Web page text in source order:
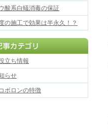
酸系白蟻消毒の保証
の施工で効果は半永久！？
立ち情報
らせ
ボロンの特徴